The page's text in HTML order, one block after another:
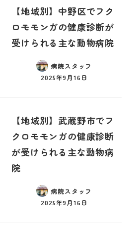
【地域別】中野区でフク
ロモモンガの健康診断が
受けられる主な動物病院
病院スタッフ
2025年9月16日
【地域別】武蔵野市でフ
クロモモンガの健康診断
が受けられる主な動物病
院
病院スタッフ
2025年9月16日